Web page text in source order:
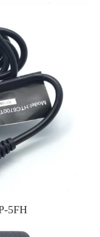
5FH